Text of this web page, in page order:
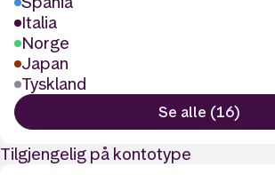
Italia
Norge
Japan
Tyskland
Se alle (16)
Tilgjengelig på kontotype